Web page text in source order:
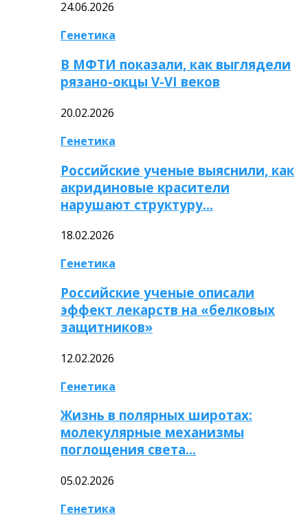
24.06.2026
Генетика
В МФТИ показали, как выглядели
рязано-окцы V-VI веков
20.02.2026
Генетика
Российские ученые выяснили, как
акридиновые красители
нарушают структуру…
18.02.2026
Генетика
Российские ученые описали
эффект лекарств на «белковых
защитников»
12.02.2026
Генетика
Жизнь в полярных широтах:
молекулярные механизмы
поглощения света…
05.02.2026
Генетика